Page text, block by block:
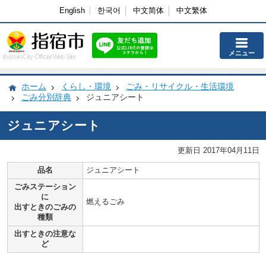
English 한국어 中文简体 中文繁体
Ibusuki City Official Web Site メニュー
ホーム くらし・環境
ごみ・リサイクル・生活環境
ごみ分別辞典
ジュニアシート
ジュニアシート
更新日 2017年04月11日
品名
ジュニアシート
ごみステーション
に
出すときのごみの
種類
燃えるごみ
出すときの注意な
ど